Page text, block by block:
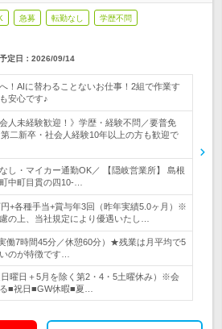
急募 転勤なし 学歴不問
定日： 2026/09/14
！AIに替わることないお仕事！2組で作業す
安心です♪
人未経験歓迎！》学歴・経験不問／要普免
第二新卒・社会人経験10年以上の方も歓迎で
し・マイカー通勤OK／ 【隠岐営業所】 島根
中町目貫の四10-…
+各種手当+賞与年3回（昨年実績5.0ヶ月）※
の上、当社規定により優遇いたし…
働7時間45分／休憩60分）★残業は月平均で5
のが特徴です…
曜日＋5月を除く第2・4・5土曜休み）※会
■祝日■GW休暇■夏…